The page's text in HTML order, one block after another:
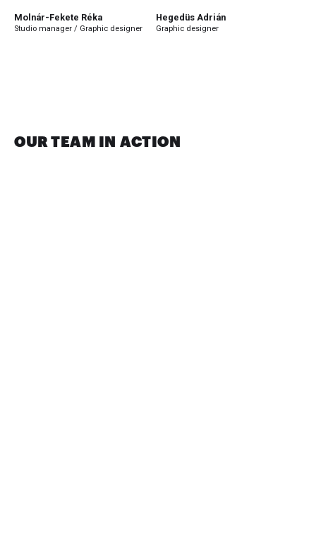
Molnár-Fekete Réka
Studio manager / Graphic designer
Hegedüs Adrián
Graphic designer
OUR TEAM IN ACTION